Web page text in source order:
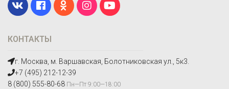
КОНТАКТЫ
г. Москва, м. Варшавская, Болотниковская ул., 5к3.
+7 (495) 212-12-39
8 (800) 555-80-68 Пн—Пт 9:00—18:00